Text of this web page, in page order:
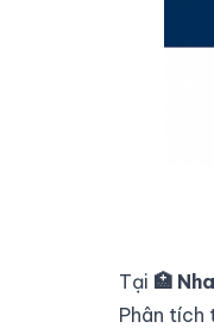
ĐIỆN TỬ
Tại 🏥
Phân tích